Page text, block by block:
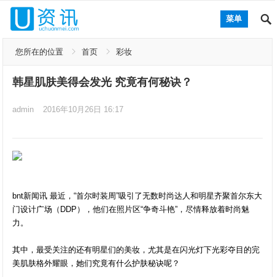
菜单
您所在的位置 首页 彩妆
韩星肌肤美得会发光 究竟有何秘诀？
admin 2016年10月26日 16:17
bnt新闻讯 最近，“首尔时装周”吸引了无数时尚达人和明星齐聚首尔东大
门设计广场（DDP），他们在照片区“争奇斗艳”，尽情释放着时尚魅
力。
其中，最受关注的还有明星们的美妆，尤其是在闪光灯下光彩夺目的完
美肌肤格外耀眼，她们究竟有什么护肤秘诀呢？